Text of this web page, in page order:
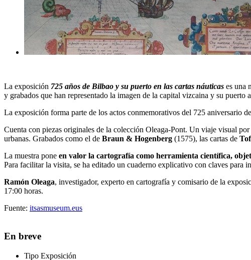
La exposición 725 años de Bilbao y su puerto en las cartas náuticas es una
y grabados que han representado la imagen de la capital vizcaina y su puerto
La exposición forma parte de los actos conmemorativos del 725 aniversario
Cuenta con piezas originales de la colección Oleaga-Pont. Un viaje visual
urbanas. Grabados como el de Braun & Hogenberg (1575), las cartas de
La muestra pone en valor la cartografía como herramienta científica,
Para facilitar la visita, se ha editado un cuaderno explicativo con claves para
Ramón Oleaga, investigador, experto en cartografía y comisario de la
17:00 horas.
Fuente: itsasmuseum.eus
En breve
Tipo Exposición